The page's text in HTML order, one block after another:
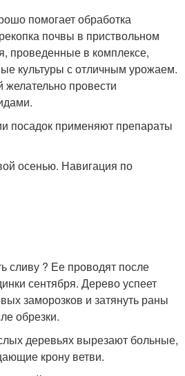
помогает обработка
почвы в приствольном
проведенные в комплексе,
культуры с отличным урожаем.
желательно провести
посадок применяют препараты
сливу ? Ее проводят после
сентября. Дерево успеет
заморозков и затянуть раны
обрезки.
деревьях вырезают больные,
крону ветви.